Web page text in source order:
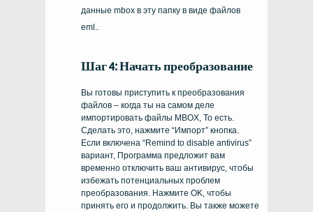
данные mbox в эту папку в виде файлов
eml..
Шаг 4: Начать преобразование
Вы готовы приступить к преобразования
файлов – когда ты на самом деле
импортировать файлы MBOX, То есть.
Сделать это, нажмите “Импорт” кнопка.
Если включена “Remind to disable antivirus”
вариант, Программа предложит вам
временно отключить ваш антивирус, чтобы
избежать потенциальных проблем
преобразования. Нажмите OK, чтобы
принять его и продолжить. Вы также можете